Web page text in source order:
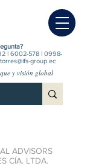
| 6002-578| 0998-
group.ec
y visión global
ADVISORS
CÍA. LTDA.